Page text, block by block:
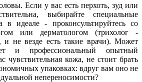
Если у вас есть перхоть, зуд или
выбирайте специальные
идеале - проконсультируйтесь со
или дерматологом (трихолог -
и не везде есть такие врачи). Может
и профессиональный опытный
чувствительная кожа, не стоит брать
упаковках: вдруг вам оно не
непереносимости?